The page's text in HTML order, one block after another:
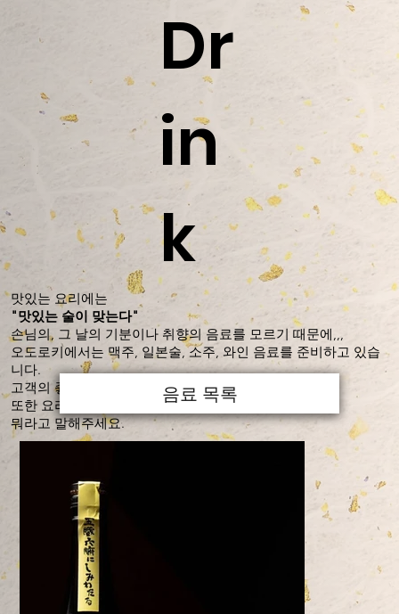
Dr
in
k
맛있는 요리에는
"맛있는 술이 맞는다"
손님의, 그 날의 기분이나 취향의 음료를 모르기 때문에,,,
오도로키에서는 맥주, 일본술, 소주, 와인 음료를 준비하고 있습
니다.
고객의 좋아하는 음료도 분명 만날 수 있습니다.
또한 요리에 있던 음료도 소개하겠습니다. ​
뭐라고 말해주세요.
음료 목록